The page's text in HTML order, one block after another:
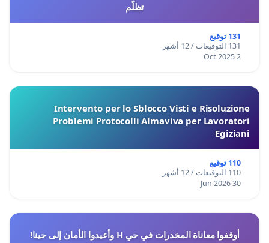
تظلّم
131 توقيع
131 التوقيعات / 12 أشهر
2 Oct 2025
Intervento per lo Sblocco Visti e Risoluzione
Problemi Protocolli Almaviva per Lavoratori
Egiziani
110 توقيع
110 التوقيعات / 12 أشهر
30 Jun 2026
أوقفوا معاناة المخدرات في حي H وأعيدوا الأمان إلى حينا!